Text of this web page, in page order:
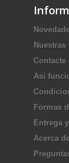
Asi
Formas
Entrega
Acerca